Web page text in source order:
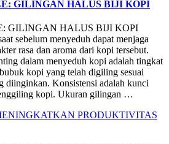
GILINGAN HALUS BIJI KOPI
GILINGAN HALUS BIJI KOPI
sebelum menyeduh dapat menjaga
rasa dan aroma dari kopi tersebut.
dalam menyeduh kopi adalah tingkat
kopi yang telah digiling sesuai
diinginkan. Konsistensi adalah kunci
kopi. Ukuran gilingan …